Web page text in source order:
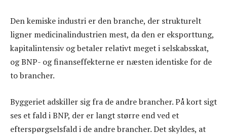
Den kemiske industri er den branche, der strukturelt
ligner medicinalindustrien mest, da den er eksporttung,
kapitalintensiv og betaler relativt meget i selskabsskat,
og BNP- og finanseffekterne er næsten identiske for de
to brancher.
Byggeriet adskiller sig fra de andre brancher. På kort sigt
ses et fald i BNP, der er langt større end ved et
efterspørgselsfald i de andre brancher. Det skyldes, at